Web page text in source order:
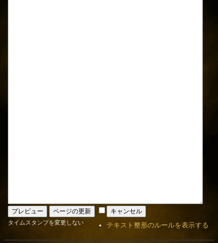
タイムスタンプを変更しない テキスト整形のルールを表示する